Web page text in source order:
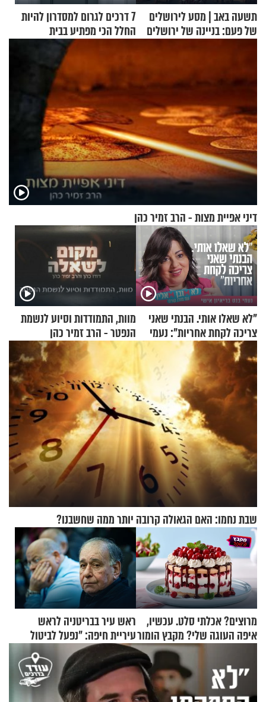
תשעה באב | מסע לירושלים
של פעם: בניינה של ירושלים
7 דרכים לגרום למסדרון להיות
החלל הכי מפתיע בבית
דיני אפיית מצות - הרב זמיר כהן
"לא שאלו אותי. הבנתי שאני
צריכה לקחת אחריות": נעמי
בנט בריאיון אישי
מוות, התמודדות וסיוע לנשמת
הנפטר - הרב זמיר כהן
שבת נחמו: האם הגאולה קרובה יותר ממה שחשבנו?
מרוצים? אכלתי סלט. עכשיו,
איפה העוגה שלי? מקבץ הומור
ראש עיר בבריטניה לראש
עיריית חיפה: ״נפעל לביטול
ברית הערים התאומות״